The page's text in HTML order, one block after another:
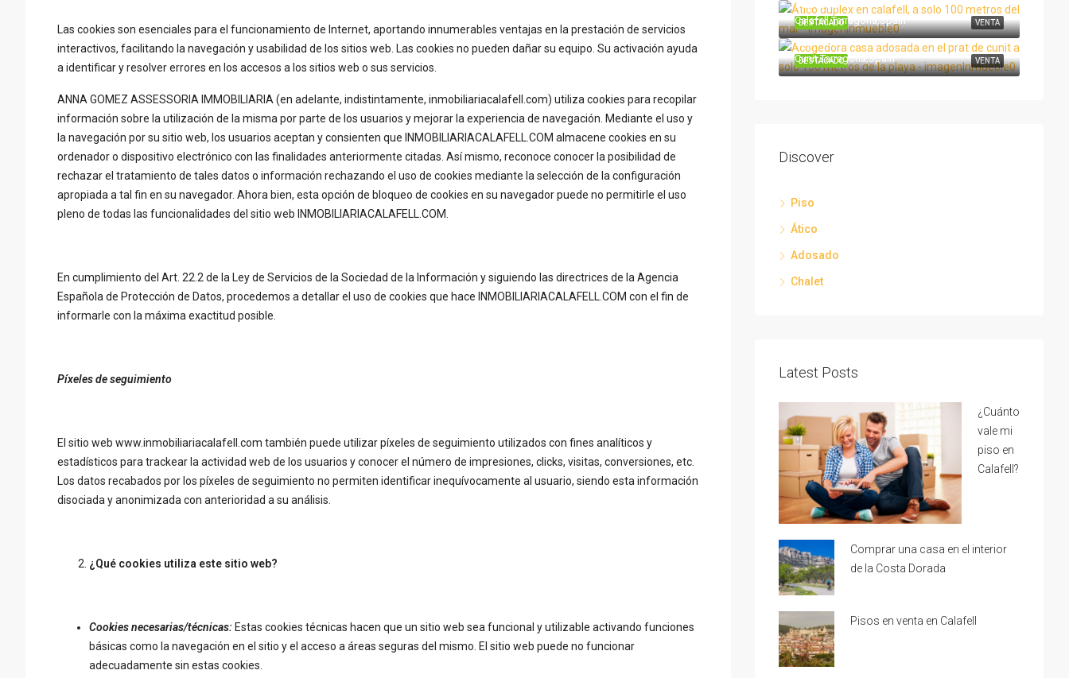
Las cookies son esenciales para el funcionamiento de Internet, aportando innumerables ventajas en la prestación de servicios
interactivos, facilitando la navegación y usabilidad de los sitios web. Las cookies no pueden dañar su equipo. Su activación ayuda
a identificar y resolver errores en los accesos a los sitios web o sus servicios.
ANNA GOMEZ ASSESSORIA IMMOBILIARIA (en adelante, indistintamente, inmobiliariacalafell.com) utiliza cookies para recopilar
información sobre la utilización de la misma por parte de los usuarios y mejorar la experiencia de navegación. Mediante el uso y
la navegación por su sitio web, los usuarios aceptan y consienten que INMOBILIARIACALAFELL.COM almacene cookies en su
ordenador o dispositivo electrónico con las finalidades anteriormente citadas. Así mismo, reconoce conocer la posibilidad de
rechazar el tratamiento de tales datos o información rechazando el uso de cookies mediante la selección de la configuración
apropiada a tal fin en su navegador. Ahora bien, esta opción de bloqueo de cookies en su navegador puede no permitirle el uso
pleno de todas las funcionalidades del sitio web INMOBILIARIACALAFELL.COM.
En cumplimiento del Art. 22.2 de la Ley de Servicios de la Sociedad de la Información y siguiendo las directrices de la Agencia
Española de Protección de Datos, procedemos a detallar el uso de cookies que hace INMOBILIARIACALAFELL.COM con el fin de
informarle con la máxima exactitud posible.
Píxeles de seguimiento
El sitio web www.inmobiliariacalafell.com también puede utilizar píxeles de seguimiento utilizados con fines analíticos y
estadísticos para trackear la actividad web de los usuarios y conocer el número de impresiones, clicks, visitas, conversiones, etc.
Los datos recabados por los píxeles de seguimiento no permiten identificar inequívocamente al usuario, siendo esta información
disociada y anonimizada con anterioridad a su análisis.
¿Qué cookies utiliza este sitio web?
Cookies necesarias/técnicas: Estas cookies técnicas hacen que un sitio web sea funcional y utilizable activando funciones
básicas como la navegación en el sitio y el acceso a áreas seguras del mismo. El sitio web puede no funcionar
adecuadamente sin estas cookies.
VENTA
DESTACADO
380.000€
Calafell,Tarragona,Spain
VENTA
DESTACADO
339.000€
Cunit,Tarragona,Spain
Discover
Piso
Ático
Adosado
Chalet
Latest Posts
¿Cuánto
vale mi
piso en
Calafell?
Comprar una casa en el interior
de la Costa Dorada
Pisos en venta en Calafell